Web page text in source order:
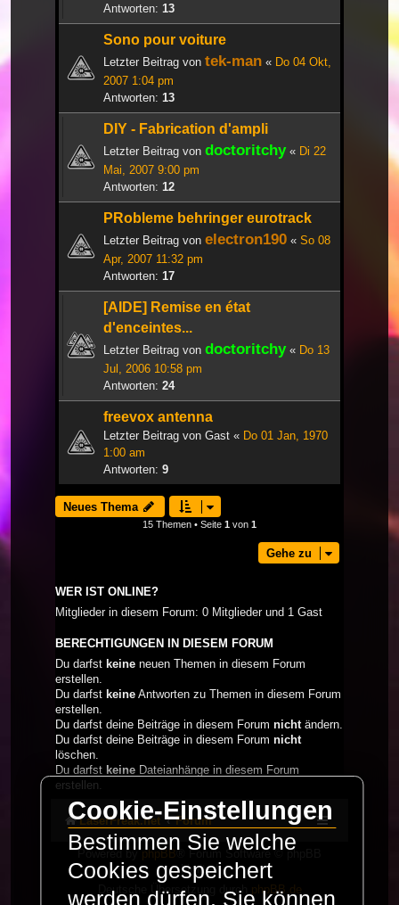
Antworten: 13
Sono pour voiture
Letzter Beitrag von tek-man « Do 04 Okt,
2007 1:04 pm
Antworten: 13
DIY - Fabrication d'ampli
Letzter Beitrag von doctoritchy« Di 22
Mai, 2007 9:00 pm
Antworten: 12
PRobleme behringer eurotrack
Letzter Beitrag von electron190 « So 08
Apr, 2007 11:32 pm
Antworten: 17
[AIDE] Remise en état
d'enceintes...
Letzter Beitrag von doctoritchy« Do 13
Jul, 2006 10:58 pm
Antworten: 24
freevox antenna
Letzter Beitrag von Gast « Do 01 Jan, 1970
1:00 am
Antworten: 9
Neues Thema
15 Themen • Seite 1 von 1
Gehe zu
WER IST ONLINE?
Mitglieder in diesem Forum: 0 Mitglieder und 1 Gast
BERECHTIGUNGEN IN DIESEM FORUM
Du darfst keine neuen Themen in diesem Forum
erstellen.
Du darfst keine Antworten zu Themen in diesem Forum
erstellen.
Du darfst deine Beiträge in diesem Forum nichtändern.
Du darfst deine Beiträge in diesem Forum nicht
löschen.
Du darfst keine Dateianhänge in diesem Forum
erstellen.
LaserFreak.net Forum
Powered byphpBB ® Forum Software © phpBB
Limited
Deutsche Übersetzung durch phpBB.de
Cookie-Einstellungen
Bestimmen Sie welche
Cookies gespeichert
werden dürfen. Sie können